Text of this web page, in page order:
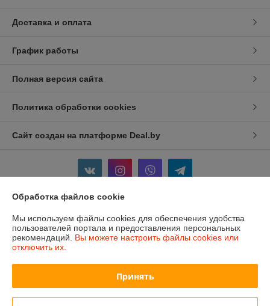
Доставка и оплата
График работы
Полная версия сайта
Политика обработки cookies
Сайт создан на платформе Deal.by
Информация для покупателя
Индивидуальный предприниматель:ИП Изотов Алексей Олегович
Минск. Ул. Седых 36-25
Регистрационный номер ЕГР: 193806782
Регистрационный орган: Мингорисполком
Обработка файлов cookie
Мы используем файлы cookies для обеспечения удобства
пользователей портала и предоставления персональных
рекомендаций. Вы можете настроить файлы cookies или
отключить их.
Принять